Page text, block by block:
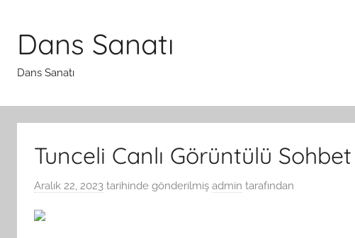
Dans Sanatı
Dans Sanatı
Tunceli Canlı Görüntülü
Aralık 22, 2023 tarihinde gönderilmiş admin tarafından